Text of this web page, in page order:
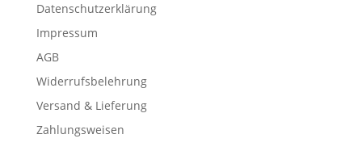
Datenschutzerklärung
Impressum
AGB
Widerrufsbelehrung
Versand & Lieferung
Zahlungsweisen